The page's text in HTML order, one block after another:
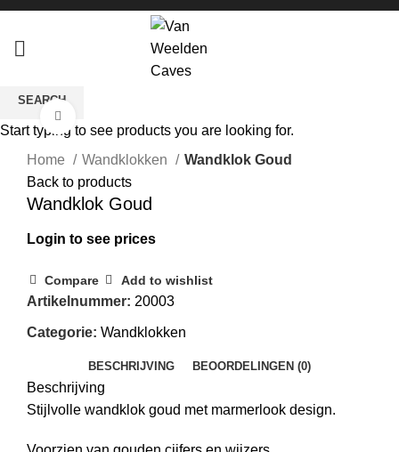
Home Wandklokken
Wandklok Goud
Back to products
Wandklok Goud
Login to see prices
Compare Add to wishlist
Artikelnummer: 20003
Categorie: Wandklokken
BESCHRIJVING BEOORDELINGEN (0)
Beschrijving
Stijlvolle wandklok goud met marmerlook design.
SEARCH
Start typing to see products you are looking for.